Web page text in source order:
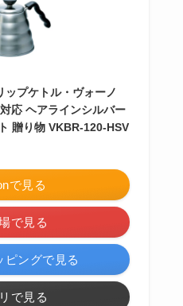
プケトル・ヴォーノ
応 ヘアラインシルバー
贈り物 VKBR-120-HSV
で見る
で見る
ピングで見る
で見る